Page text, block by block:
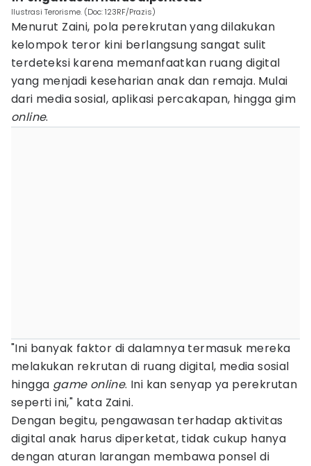
Ilustrasi Terorisme. (Doc: 123RF/Prazis)
Menurut Zaini, pola perekrutan yang dilakukan
kelompok teror kini berlangsung sangat sulit
terdeteksi karena memanfaatkan ruang digital
yang menjadi keseharian anak dan remaja. Mulai
dari media sosial, aplikasi percakapan, hingga gim
online.
"Ini banyak faktor di dalamnya termasuk mereka
melakukan rekrutan di ruang digital, media sosial
hingga game online. Ini kan senyap ya perekrutan
seperti ini," kata Zaini.
Dengan begitu, pengawasan terhadap aktivitas
digital anak harus diperketat, tidak cukup hanya
dengan aturan larangan membawa ponsel di